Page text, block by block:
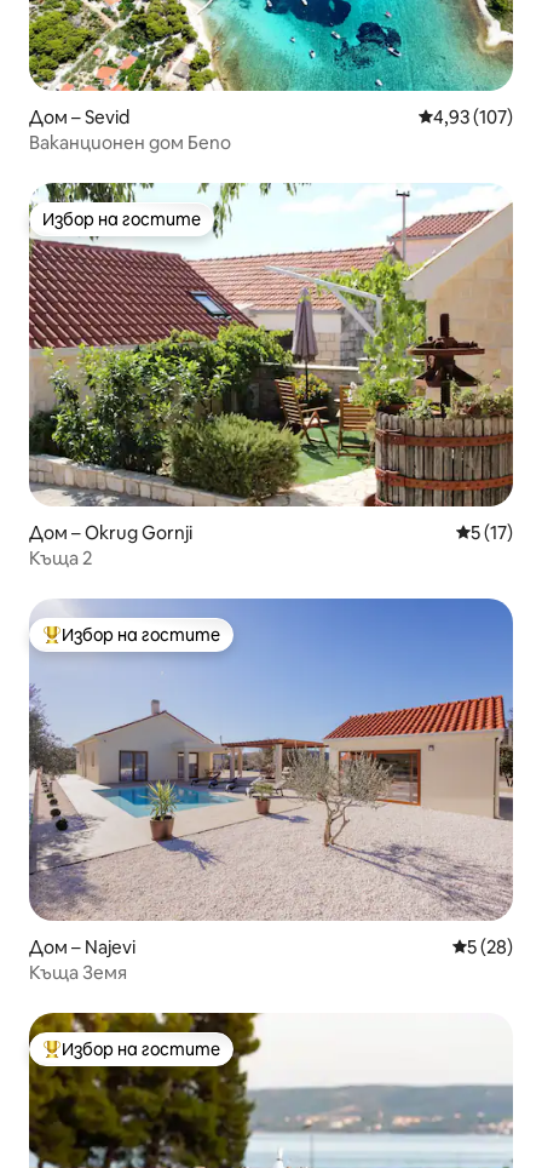
Дом – Sevid Средна
4,93 (107)
Ваканционен дом Бепо
Избор на гостите
Избор на гостите
Дом – Okrug Gornji Средна
5 (17)
Къща 2
Най-популярен избор на гостите
Избор на гостите
Дом – Najevi Средна
5 (28)
Къща Земя
Най-популярен избор на гостите
Избор на гостите